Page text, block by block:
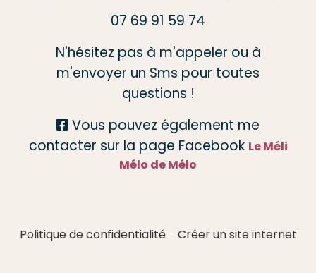
07 69 91 59 74
N'hésitez pas à m'appeler ou à
m'envoyer un Sms pour toutes
questions !
 Vous pouvez également me
contacter sur la page Facebook Le Méli
Mélo de Mélo
Politique de confidentialité Créer un site internet